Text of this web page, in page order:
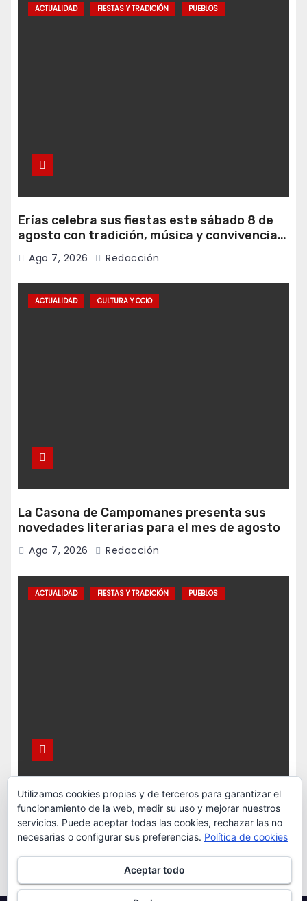
ACTUALIDAD FIESTAS Y TRADICIÓN PUEBLOS
Erías celebra sus fiestas este sábado 8 de
agosto con tradición, música y convivencia
vecinal
Ago 7, 2026 Redacción
ACTUALIDAD CULTURA Y OCIO
La Casona de Campomanes presenta sus
novedades literarias para el mes de agosto
Ago 7, 2026 Redacción
ACTUALIDAD FIESTAS Y TRADICIÓN PUEBLOS
Xomezana Baxo celebrará las Fiestas de la
Escanda los días 22 y 23 de agosto
Ago 6, 2026 Redacción
Utilizamos cookies propias y de terceros para garantizar el
funcionamiento de la web, medir su uso y mejorar nuestros
servicios. Puede aceptar todas las cookies, rechazar las no
necesarias o configurar sus preferencias. Política de cookies
Aceptar todo